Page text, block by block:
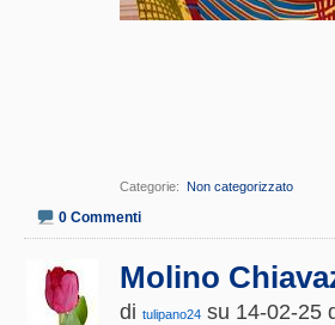
Categorie Non categorizzato
0 Commenti
Molino
di tulipano24 su 14-02-25